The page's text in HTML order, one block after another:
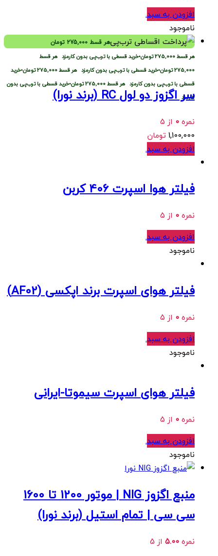
افزودن به سبد.
ناموجود
هر قسط 275,000 تومان
هر قسط275,000تومان•خرید قسطی با ترب‌پی بدون کارمزد هر قسط
275,000تومان•خرید قسطی با ترب‌پی بدون کارمزد هر قسط275,000تومان•خرید
قسطی با ترب‌پی بدون کارمزد هر قسط275,000تومان•خرید قسطی با ترب‌پی بدون
کارمزد
سر اگزوز دو لول RC (برند نورا)
نمره0 از 5
1,100,000تومان
افزودن به سبد.
فیلتر هوا اسپرت 406 کربن
نمره0 از 5
افزودن به سبد.
ناموجود
فیلتر هوای اسپرت برند اپکسی (AF02)
نمره0 از 5
افزودن به سبد.
ناموجود
فیلتر هوای اسپرت سیموتا-ایرانی
نمره0 از 5
افزودن به سبد.
ناموجود
منبع اگزوز NIG | موتور 1200 تا 1600
سی سی | تمام استیل (برند نورا)
نمره5.00 از 5